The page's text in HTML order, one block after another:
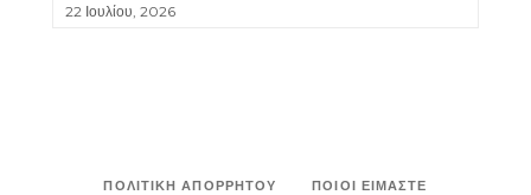
22 Ιουλίου, 2026
ΠΟΛΙΤΙΚΉ ΑΠΟΡΡΉΤΟΥ ΠΟΙΟΙ ΕΊΜΑΣΤΕ